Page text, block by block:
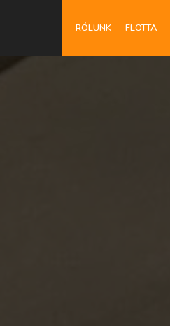
RÓLUNK FLOTTA